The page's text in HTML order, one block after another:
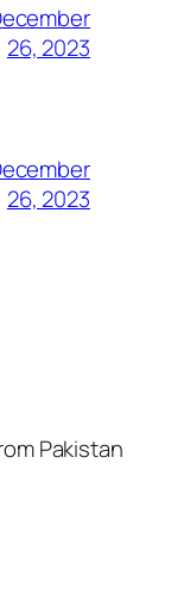
26, 2023
26, 2023
Pakistan